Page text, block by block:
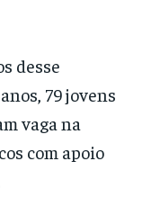
desse
79 jovens
vaga na
com apoio